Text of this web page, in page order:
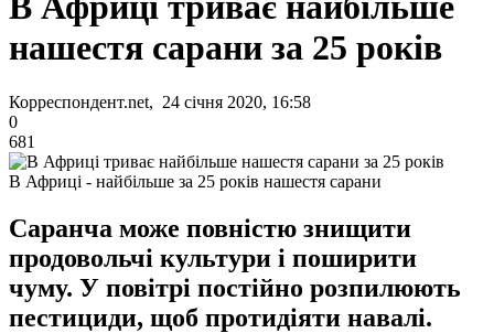
нашестя сарани за 25 років
Корреспондент.net, 24 січня 2020, 16:58
0
681
В Африці - найбільше за 25 років нашестя сарани
Саранча може повністю знищити
продовольчі культури і поширити
чуму. У повітрі постійно розпилюють
пестициди, щоб протидіяти навалі.